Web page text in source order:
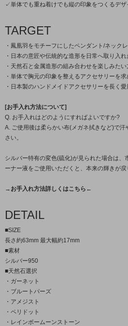
✓単体でも重ね着けでも縦の印象をつくるデザ
TARGET
・鳳凰羽をモチーフにしたペンダント/ネック
・日本の意匠や伝統的な造形を日常へ取り入
・天然石と金属造形の組み合わせを楽しみたい
・単体で胸元の印象を整えるアクセサリーを
・日本製のハンドメイドアクセサリーを長く
[お手入れ方法について]
Q. お手入れはどのようにすればよいですか?
A. ご使用後は柔らかい布(メガネ拭きなど)で
さい。
シルバー特有の変色(硫化)が見られた場合は、
ーナー液をご使用いただくと、本来の輝きが戻
→お手入れ方法詳しくはこちら←
DETAIL
■SIZE
長さ約63mm 最大幅約17mm
■素材
シルバー950
■天然石選択
・ガーネット
・ブルートパーズ
・アメジスト
・ペリドット
・レインボームーンストーン